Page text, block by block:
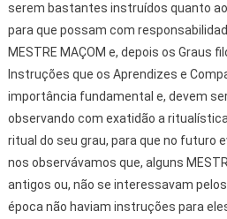
serem bastantes instruídos quanto
para que possam com
MESTRE MAÇOM e, depois os Graus
Instruções que os Aprendizes e
importância fundamental e, devem
observando com exatidão a
ritual do seu grau, para que no futuro
nos observávamos que, alguns
antigos ou, não se interessavam
época não haviam instruções para